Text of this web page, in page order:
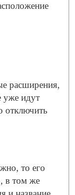
расширения,
уже идут
отключить
то его
в том же